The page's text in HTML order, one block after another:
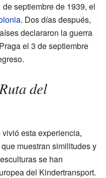
septiembre de 1939, el
. Dos días después,
declararon la guerra
el 3 de septiembre
del
esta experiencia,
muestran similitudes y
se han
del Kindertransport.